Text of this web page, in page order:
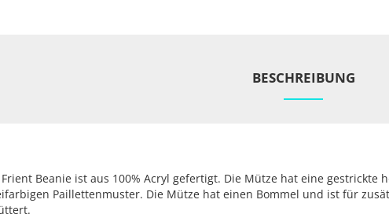
BESCHREIBUNG
Frient Beanie ist aus 100% Acryl gefertigt. Die Mütze hat eine gestrickte
Paillettenmuster. Die Mütze hat einen Bommel und ist für